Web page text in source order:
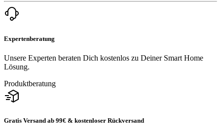
Expertenberatung
Unsere Experten beraten Dich kostenlos zu Deiner Smart Home
Lösung.
Produktberatung
Gratis Versand ab 99€ & kostenloser Rückversand